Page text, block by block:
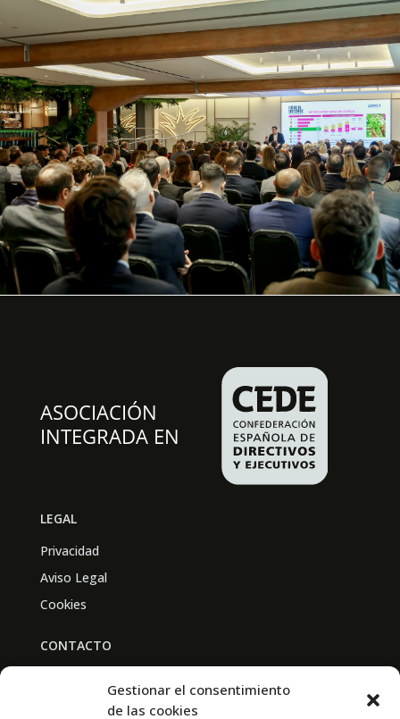
Gestionar el consentimiento
de las cookies
LEGAL
Privacidad
Aviso Legal
Cookies
CONTACTO
Av. Real Academia de Medicina